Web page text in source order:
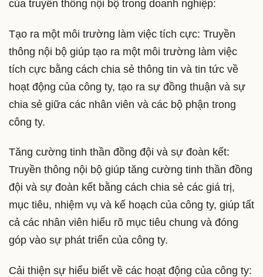
của truyền thông nội bộ trong doanh nghiệp:
Tạo ra một môi trường làm việc tích cực: Truyền
thông nội bộ giúp tạo ra một môi trường làm việc
tích cực bằng cách chia sẻ thông tin và tin tức về
hoạt động của công ty, tạo ra sự đồng thuận và sự
chia sẻ giữa các nhân viên và các bộ phận trong
công ty.
Tăng cường tinh thần đồng đội và sự đoàn kết:
Truyền thông nội bộ giúp tăng cường tinh thần đồng
đội và sự đoàn kết bằng cách chia sẻ các giá trị,
mục tiêu, nhiệm vụ và kế hoạch của công ty, giúp tất
cả các nhân viên hiểu rõ mục tiêu chung và đóng
góp vào sự phát triển của công ty.
Cải thiện sự hiểu biết về các hoạt động của công ty: